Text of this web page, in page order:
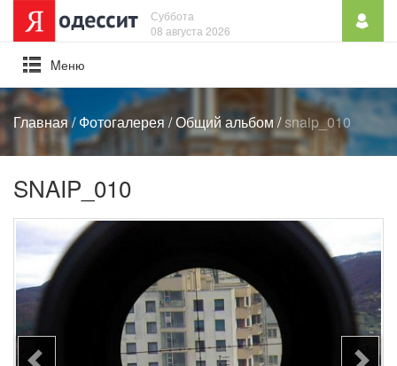
Суббота
08 августа 2026
Mеню
Главная/Фотогалерея /Общий альбом /snaip_010
SNAIP_010